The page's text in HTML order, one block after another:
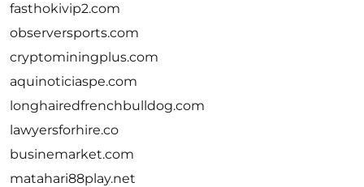
fasthokivip2.com
observersports.com
cryptominingplus.com
aquinoticiaspe.com
longhairedfrenchbulldog.com
lawyersforhire.co
businemarket.com
matahari88play.net